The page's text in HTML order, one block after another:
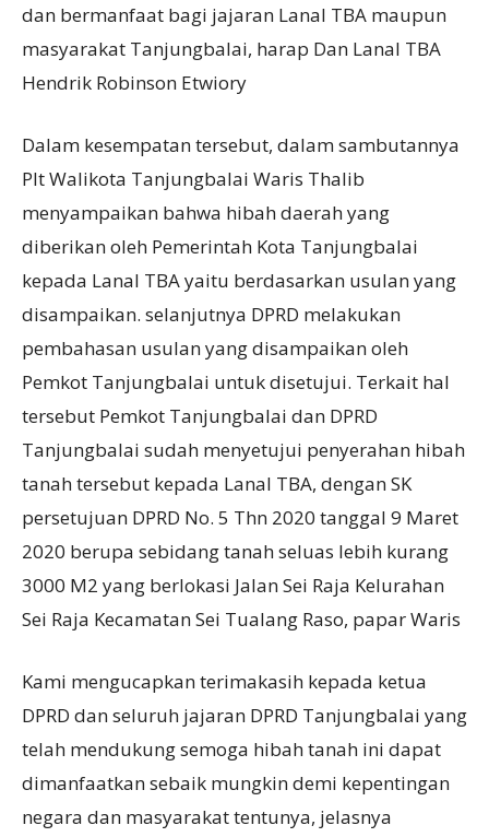
dan bermanfaat bagi jajaran Lanal TBA maupun
masyarakat Tanjungbalai, harap Dan Lanal TBA
Hendrik Robinson Etwiory
Dalam kesempatan tersebut, dalam sambutannya
Plt Walikota Tanjungbalai Waris Thalib
menyampaikan bahwa hibah daerah yang
diberikan oleh Pemerintah Kota Tanjungbalai
kepada Lanal TBA yaitu berdasarkan usulan yang
disampaikan. selanjutnya DPRD melakukan
pembahasan usulan yang disampaikan oleh
Pemkot Tanjungbalai untuk disetujui. Terkait hal
tersebut Pemkot Tanjungbalai dan DPRD
Tanjungbalai sudah menyetujui penyerahan hibah
tanah tersebut kepada Lanal TBA, dengan SK
persetujuan DPRD No. 5 Thn 2020 tanggal 9 Maret
2020 berupa sebidang tanah seluas lebih kurang
3000 M2 yang berlokasi Jalan Sei Raja Kelurahan
Sei Raja Kecamatan Sei Tualang Raso, papar Waris
Kami mengucapkan terimakasih kepada ketua
DPRD dan seluruh jajaran DPRD Tanjungbalai yang
telah mendukung semoga hibah tanah ini dapat
dimanfaatkan sebaik mungkin demi kepentingan
negara dan masyarakat tentunya, jelasnya